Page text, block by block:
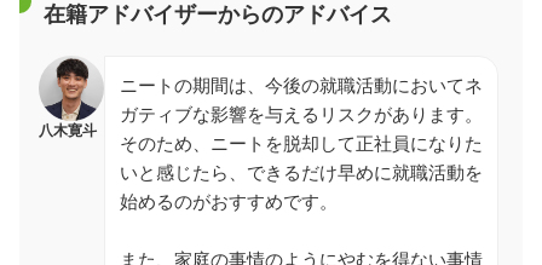
在籍アドバイザーからのアドバイス
八木寛斗
ニートの期間は、今後の就職活動においてネ
ガティブな影響を与えるリスクがあります。
そのため、ニートを脱却して正社員になりた
いと感じたら、できるだけ早めに就職活動を
始めるのがおすすめです。
また、家庭の事情のようにやむを得ない事情